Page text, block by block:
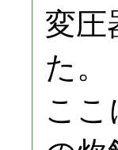
変圧
た。
こ